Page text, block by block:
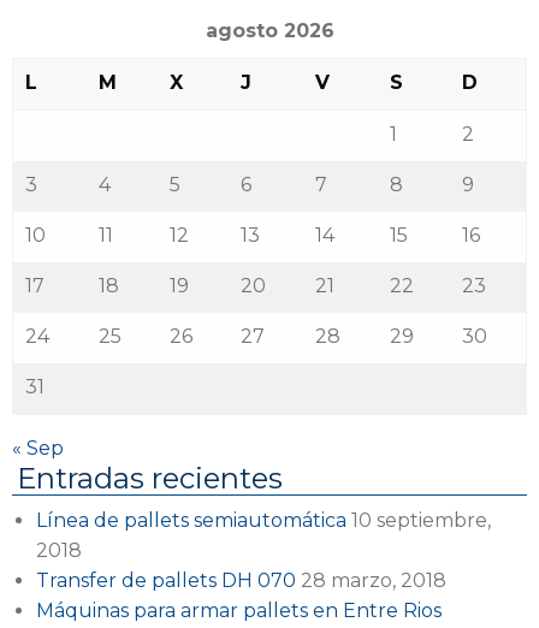
agosto 2026
L M X J V S D
1 2
3 4 5 6 7 8 9
10 11 12 13 14 15 16
17 18 19 20 21 22 23
24 25 26 27 28 29 30
31
« Sep
Entradas recientes
Línea de pallets semiautomática 10 septiembre,
2018
Transfer de pallets DH 070 28 marzo, 2018
Máquinas para armar pallets en Entre Rios